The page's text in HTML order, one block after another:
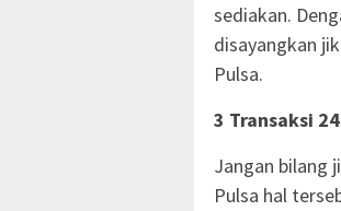
sediakan.
disayangkan
Pulsa.
3 Transaksi
Jangan bilang
Pulsa hal